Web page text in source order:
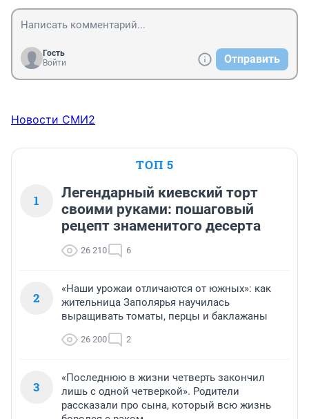
Гость
Войти
Отправить
Новости СМИ2
ТОП 5
1
Легендарный киевский торт
своими руками: пошаговый
рецепт знаменитого десерта
26 210 6
2
«Наши урожаи отличаются от южных»: как
жительница Заполярья научилась
выращивать томаты, перцы и баклажаны
26 200 2
3
«Последнюю в жизни четверть закончил
лишь с одной четверкой». Родители
рассказали про сына, который всю жизнь